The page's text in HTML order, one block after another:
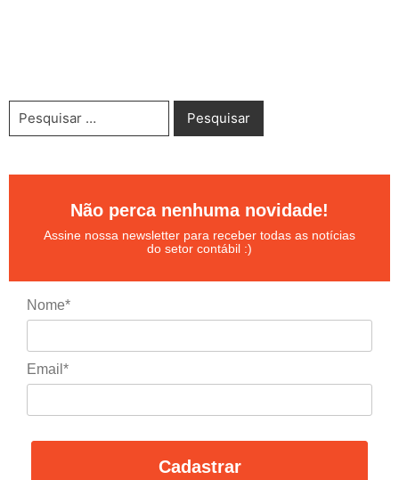
Não perca nenhuma novidade!
Assine nossa newsletter para receber todas as notícias
do setor contábil :)
Nome*
Email*
Cadastrar